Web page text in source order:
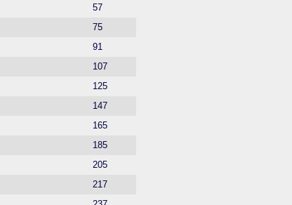
57
75
91
107
125
147
165
185
205
217